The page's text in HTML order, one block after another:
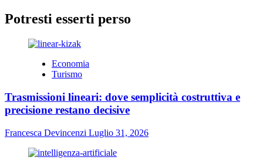
Potresti esserti perso
Economia
Turismo
Trasmissioni lineari: dove semplicità costruttiva e
precisione restano decisive
Francesca Devincenzi Luglio 31, 2026